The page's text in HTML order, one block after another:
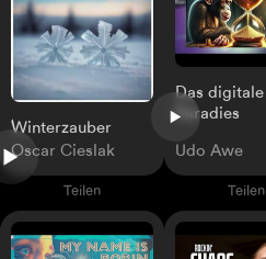
Winterzauber
Oscar Cieslak
Teilen
Das digitale
Paradies
Udo Awe
Teilen